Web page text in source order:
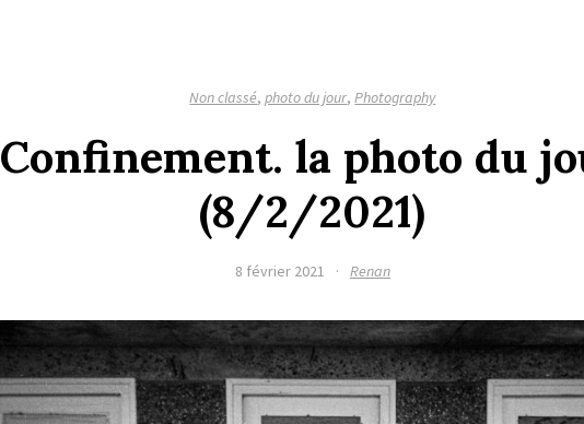
Non classé,photo du jour,Photography
Confinement. la photo du
(8/2/2021)
8 février 2021 · Renan